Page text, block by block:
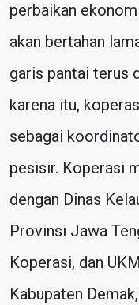
perbaikan
akan bertahan
garis pantai terus
karena itu,
sebagai
pesisir. Koperasi
dengan Dinas
Provinsi Jawa
Koperasi, dan
Kabupaten